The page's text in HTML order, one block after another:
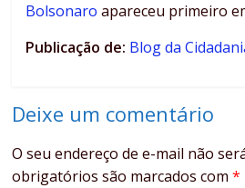
Bolsonaro apareceu primeiro
Publicação de: Blog da
Deixe um comentário
O seu endereço de e-mail não
obrigatórios são marcados com*